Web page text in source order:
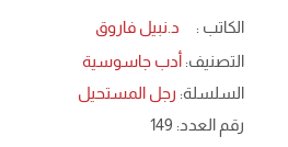
الكاتب :
د.نبيل فاروق
التصنيف: أدب جاسوسية
السلسلة: رجل المستحيل
رقم العدد: 149